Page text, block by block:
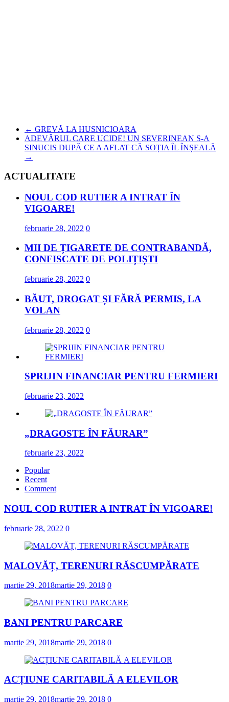
← GREVĂ LA HUSNICIOARA
ADEVĂRUL CARE UCIDE! UN SEVERINEAN S-A
SINUCIS DUPĂ CE A AFLAT CĂ SOȚIA ÎL ÎNȘEALĂ
→
ACTUALITATE
NOUL COD RUTIER A INTRAT ÎN
VIGOARE!
februarie 28, 2022 0
MII DE ȚIGARETE DE CONTRABANDĂ,
CONFISCATE DE POLIȚIȘTI
februarie 28, 2022 0
BĂUT, DROGAT ȘI FĂRĂ PERMIS, LA
VOLAN
februarie 28, 2022 0
SPRIJIN FINANCIAR PENTRU FERMIERI
februarie 23, 2022
„DRAGOSTE ÎN FĂURAR”
februarie 23, 2022
Popular
Recent
Comment
NOUL COD RUTIER A INTRAT ÎN VIGOARE!
februarie 28, 2022 0
MALOVĂȚ, TERENURI RĂSCUMPĂRATE
martie 29, 2018martie 29, 2018 0
BANI PENTRU PARCARE
martie 29, 2018martie 29, 2018 0
ACȚIUNE CARITABILĂ A ELEVILOR
martie 29, 2018martie 29, 2018 0